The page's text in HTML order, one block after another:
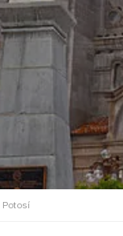
Potosí